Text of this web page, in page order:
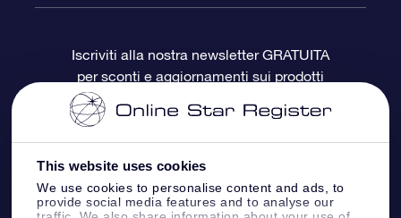
This website uses cookies
We use cookies to personalise content and ads, to
provide social media features and to analyse our
OSR Recensioni
Gift Card OSR
Doni aziendali
Star Page personalizzata
One Million Stars
OSR Starsaver
Informazioni di Pagamento
Politica di reso
Iscriviti alla nostra newsletter GRATUITA
per sconti e aggiornamenti sui prodotti